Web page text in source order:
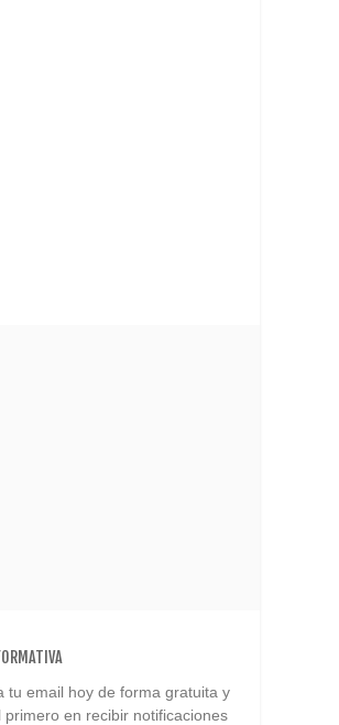
tu email hoy de forma gratuita y
primero en recibir notificaciones